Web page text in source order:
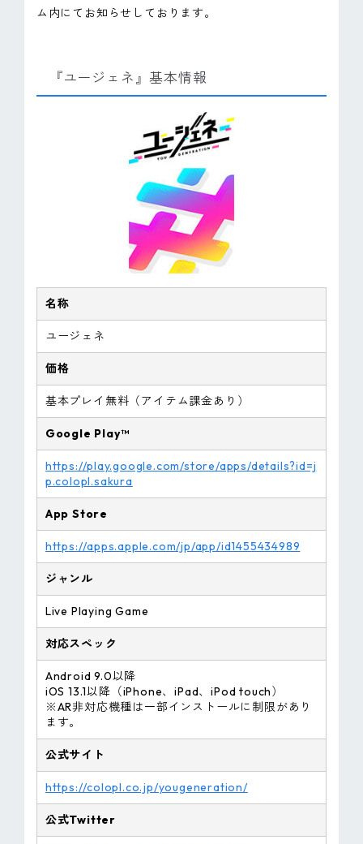
ム内にてお知らせしております。
『ユージェネ』基本情報
名称
ユージェネ
価格
基本プレイ無料（アイテム課金あり）
Google Play™
https://play.google.com/store/apps/details?id=j
p.colopl.sakura
App Store
https://apps.apple.com/jp/app/id1455434989
ジャンル
Live Playing Game
対応スペック
Android 9.0以降
iOS 13.1以降（iPhone、iPad、iPod touch）
※AR非対応機種は一部インストールに制限があり
ます。
公式サイト
https://colopl.co.jp/yougeneration/
公式Twitter